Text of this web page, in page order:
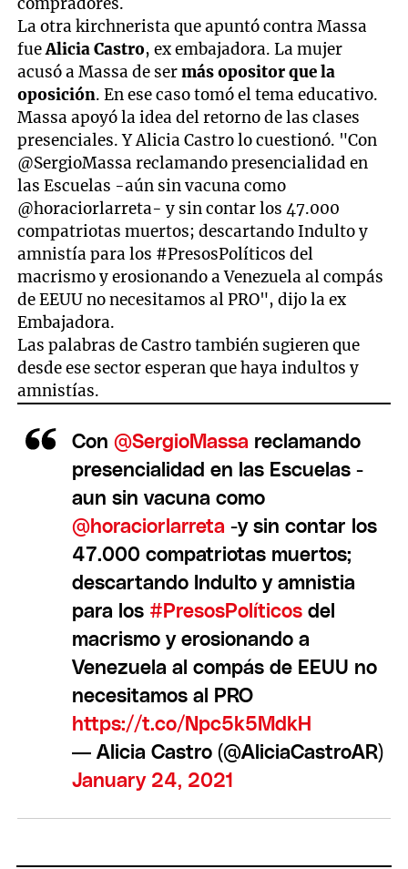
La otra kirchnerista que apuntó contra Massa
fueAlicia Castro, ex embajadora. La mujer
acusó a Massa de sermás opositor que la
oposición. En ese caso tomó el tema educativo.
Massa apoyó la idea del retorno de las clases
presenciales. Y Alicia Castro lo cuestionó. "Con
@SergioMassa reclamando presencialidad en
las Escuelas -aún sin vacuna como
@horaciorlarreta- y sin contar los 47.000
compatriotas muertos; descartando Indulto y
amnistía para los #PresosPolíticos del
macrismo y erosionando a Venezuela al compás
de EEUU no necesitamos al PRO", dijo la ex
Embajadora.
Las palabras de Castro también sugieren que
desde ese sector esperan que haya indultos y
amnistías.
Con @SergioMassa reclamando
presencialidad en las Escuelas -
aun sin vacuna como
@horaciorlarreta -y sin contar los
47.000 compatriotas muertos;
descartando Indulto y amnistia
para los #PresosPolíticosdel
macrismo y erosionando a
Venezuela al compás de EEUU no
necesitamos al PRO
https://t.co/Npc5k5MdkH
— Alicia Castro (@AliciaCastroAR)
January 24, 2021